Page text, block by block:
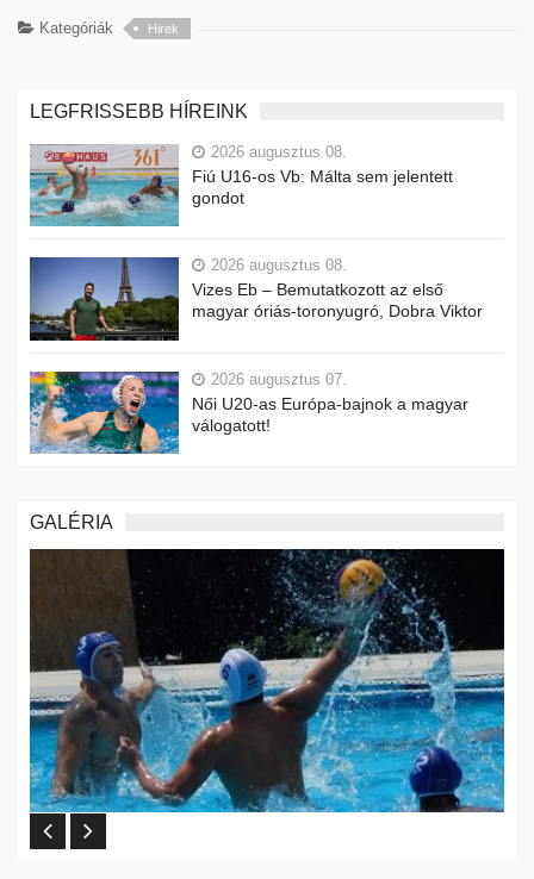
Kategóriák Hirek
LEGFRISSEBB HÍREINK
2026 augusztus 08.
Fiú U16-os Vb: Málta sem jelentett
gondot
2026 augusztus 08.
Vizes Eb – Bemutatkozott az első
magyar óriás-toronyugró, Dobra Viktor
2026 augusztus 07.
Női U20-as Európa-bajnok a magyar
válogatott!
GALÉRIA